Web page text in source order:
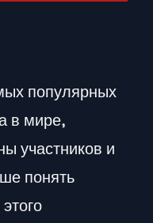
популярных
в мире,
участников и
понять